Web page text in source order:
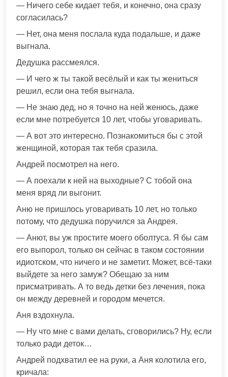
— Ничего себе кидает тебя, и конечно, она сразу
согласилась?
— Нет, она меня послала куда подальше, и даже
выгнала.
Дедушка рассмеялся.
— И чего ж ты такой весёлый и как ты жениться
решил, если она тебя выгнала.
— Не знаю дед, но я точно на ней женюсь, даже
если мне потребуется 10 лет, чтобы уговаривать.
— А вот это интересно. Познакомиться бы с этой
женщиной, которая так тебя сразила.
Андрей посмотрел на него.
— А поехали к ней на выходные? С тобой она
меня вряд ли выгонит.
Аню не пришлось уговаривать 10 лет, но только
потому, что дедушка поручился за Андрея.
— Анют, вы уж простите моего оболтуса. Я бы сам
его выпорол, только он сейчас в таком состоянии
идиотском, что ничего и не заметит. Может, всё-таки
выйдете за него замуж? Обещаю за ним
присматривать. А то ведь детки без лечения, пока
он между деревней и городом мечется.
Аня вздохнула.
— Ну что мне с вами делать, сговорились? Ну, если
только ради деток…
Андрей подхватил ее на руки, а Аня колотила его,
кричала: